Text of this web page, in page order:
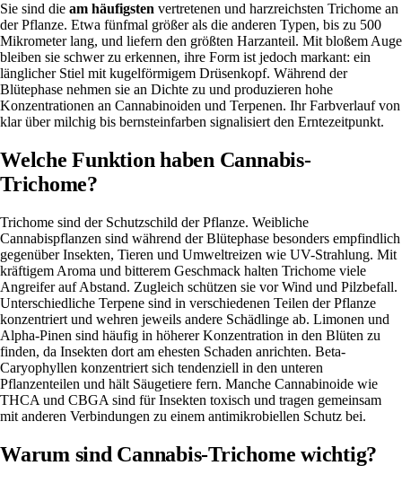
Sie sind die am häufigsten vertretenen und harzreichsten Trichome an
der Pflanze. Etwa fünfmal größer als die anderen Typen, bis zu 500
Mikrometer lang, und liefern den größten Harzanteil. Mit bloßem Auge
bleiben sie schwer zu erkennen, ihre Form ist jedoch markant: ein
länglicher Stiel mit kugelförmigem Drüsenkopf. Während der
Blütephase nehmen sie an Dichte zu und produzieren hohe
Konzentrationen an Cannabinoiden und Terpenen. Ihr Farbverlauf von
klar über milchig bis bernsteinfarben signalisiert den Erntezeitpunkt.
Welche Funktion haben Cannabis-
Trichome?
Trichome sind der Schutzschild der Pflanze. Weibliche
Cannabispflanzen sind während der Blütephase besonders empfindlich
gegenüber Insekten, Tieren und Umweltreizen wie UV-Strahlung. Mit
kräftigem Aroma und bitterem Geschmack halten Trichome viele
Angreifer auf Abstand. Zugleich schützen sie vor Wind und Pilzbefall.
Unterschiedliche Terpene sind in verschiedenen Teilen der Pflanze
konzentriert und wehren jeweils andere Schädlinge ab. Limonen und
Alpha-Pinen sind häufig in höherer Konzentration in den Blüten zu
finden, da Insekten dort am ehesten Schaden anrichten. Beta-
Caryophyllen konzentriert sich tendenziell in den unteren
Pflanzenteilen und hält Säugetiere fern. Manche Cannabinoide wie
THCA und CBGA sind für Insekten toxisch und tragen gemeinsam
mit anderen Verbindungen zu einem antimikrobiellen Schutz bei.
Warum sind Cannabis-Trichome wichtig?